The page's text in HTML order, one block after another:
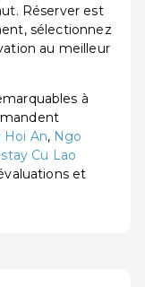
Réserver est
sélectionnez
au meilleur
à
Hoi An, Ngo
Cu Lao
et